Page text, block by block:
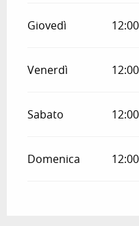
Giovedì
Venerdì
Sabato
Domenica